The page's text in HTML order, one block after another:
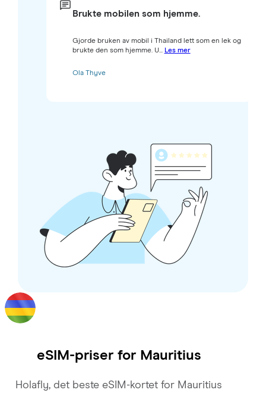
Brukte mobilen som hjemme.
Gjorde bruken av mobil i Thailand lett som en lek og
brukte den som hjemme. U... Les mer
Ola Thyve
eSIM-priser for Mauritius
Holafly, det beste eSIM-kortet for Mauritius